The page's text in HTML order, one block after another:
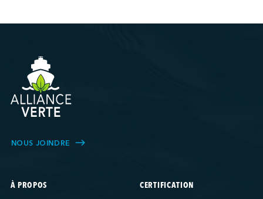
NOUS JOINDRE
À PROPOS CERTIFICATION